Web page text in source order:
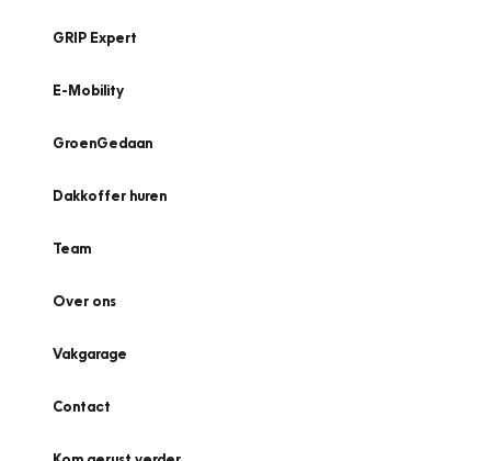
GRIP Expert
E-Mobility
GroenGedaan
Dakkoffer huren
Team
Over ons
Vakgarage
Contact